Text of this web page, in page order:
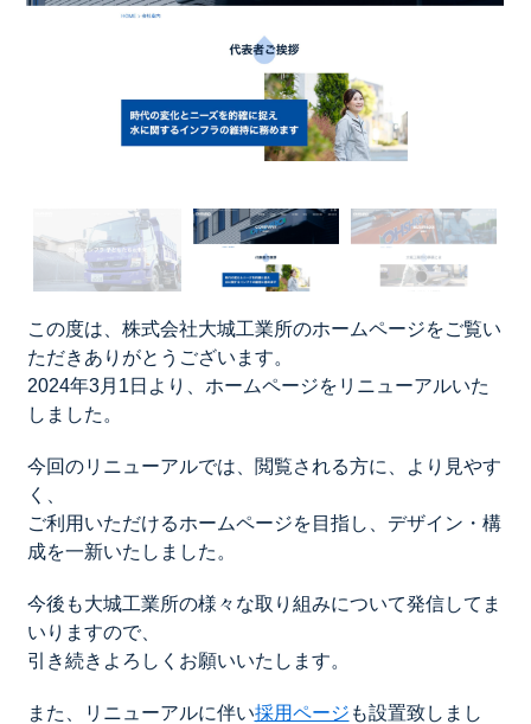
この度は、株式会社大城工業所のホームページをご覧い
ただきありがとうございます。
2024年3月1日より、ホームページをリニューアルいた
しました。
今回のリニューアルでは、閲覧される方に、より見やす
く、
ご利用いただけるホームページを目指し、デザイン・構
成を一新いたしました。
今後も大城工業所の様々な取り組みについて発信してま
いりますので、
引き続きよろしくお願いいたします。
また、リニューアルに伴い採用ページ も設置致しまし